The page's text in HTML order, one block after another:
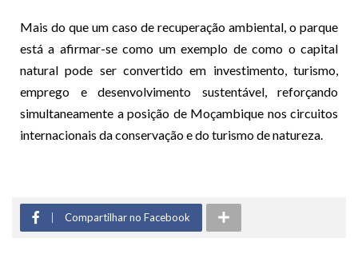
Mais do que um caso de recuperação ambiental, o parque
está a afirmar-se como um exemplo de como o capital
natural pode ser convertido em investimento, turismo,
emprego e desenvolvimento sustentável, reforçando
simultaneamente a posição de Moçambique nos circuitos
internacionais da conservação e do turismo de natureza.
Compartilhar no Facebook